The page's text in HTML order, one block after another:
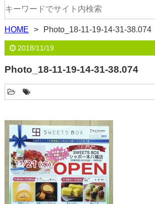
HOME Photo_18-11-19-14-31-38.074
2018/11/19
Photo_18-11-19-14-31-38.074